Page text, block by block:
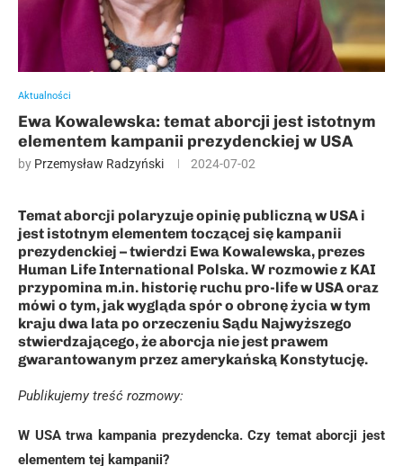
Aktualności
Ewa Kowalewska: temat aborcji jest istotnym
elementem kampanii prezydenckiej w USA
by Przemysław Radzyński 2024-07-02
Temat aborcji polaryzuje opinię publiczną w USA i
jest istotnym elementem toczącej się kampanii
prezydenckiej – twierdzi Ewa Kowalewska, prezes
Human Life International Polska. W rozmowie z KAI
przypomina m.in. historię ruchu pro-life w USA oraz
mówi o tym, jak wygląda spór o obronę życia w tym
kraju dwa lata po orzeczeniu Sądu Najwyższego
stwierdzającego, że aborcja nie jest prawem
gwarantowanym przez amerykańską Konstytucję.
Publikujemy treść rozmowy:
W USA trwa kampania prezydencka. Czy temat aborcji jest
elementem tej kampanii?